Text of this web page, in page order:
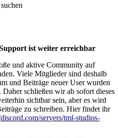
ist weiter erreichbar
und aktive Community auf
Viele Mitglieder sind deshalb
und Beiträge neuer User wurden
schließen wir ab sofort dieses
sichtbar sein, aber es wird
zu schreiben. Hier findet ihr
servers/tml-studios-